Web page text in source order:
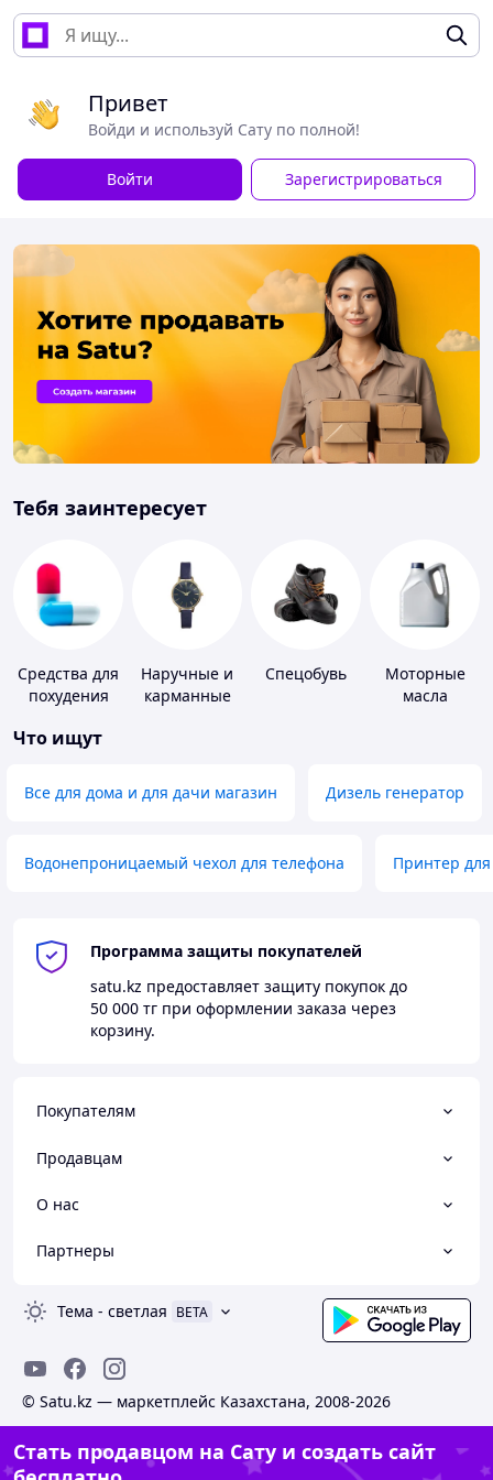
Привет
Войди и используй Сату по полной!
Войти Зарегистрироваться
Тебя заинтересует
Средства для
похудения
Наручные и
карманные
Спецобувь
Моторные
масла
Что ищут
Все для дома и для дачи магазин Дизель генератор
Водонепроницаемый чехол для телефона Принтер
Программа защиты покупателей
satu.kz предоставляет защиту покупок до
50 000 тг при оформлении заказа через
корзину.
Покупателям
Продавцам
О нас
Партнеры
Тема - светлая BETA
© Satu.kz — маркетплейс Казахстана, 2008-2026
Стать продавцом на Сату и создать сайт